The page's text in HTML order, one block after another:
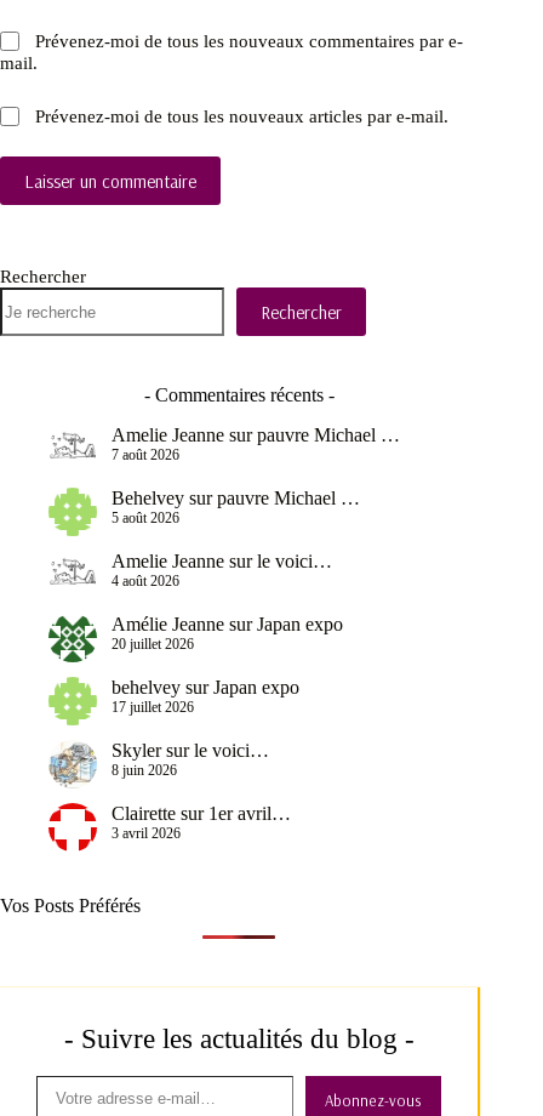
Prévenez-moi de tous les nouveaux commentaires par e-
mail.
Prévenez-moi de tous les nouveaux articles par e-mail.
Laisser un commentaire
Rechercher
Rechercher
- Commentaires récents -
Amelie Jeanne surpauvre Michael …
7 août 2026
Behelvey surpauvre Michael …
5 août 2026
Amelie Jeanne surle voici…
4 août 2026
Amélie Jeanne surJapan expo
20 juillet 2026
behelvey surJapan expo
17 juillet 2026
Skylersurle voici…
8 juin 2026
Clairette sur 1er avril…
3 avril 2026
Vos Posts Préférés
- Suivre les actualités du blog -
Abonnez-vous